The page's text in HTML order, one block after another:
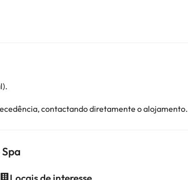
contactando diretamente o alojamento.